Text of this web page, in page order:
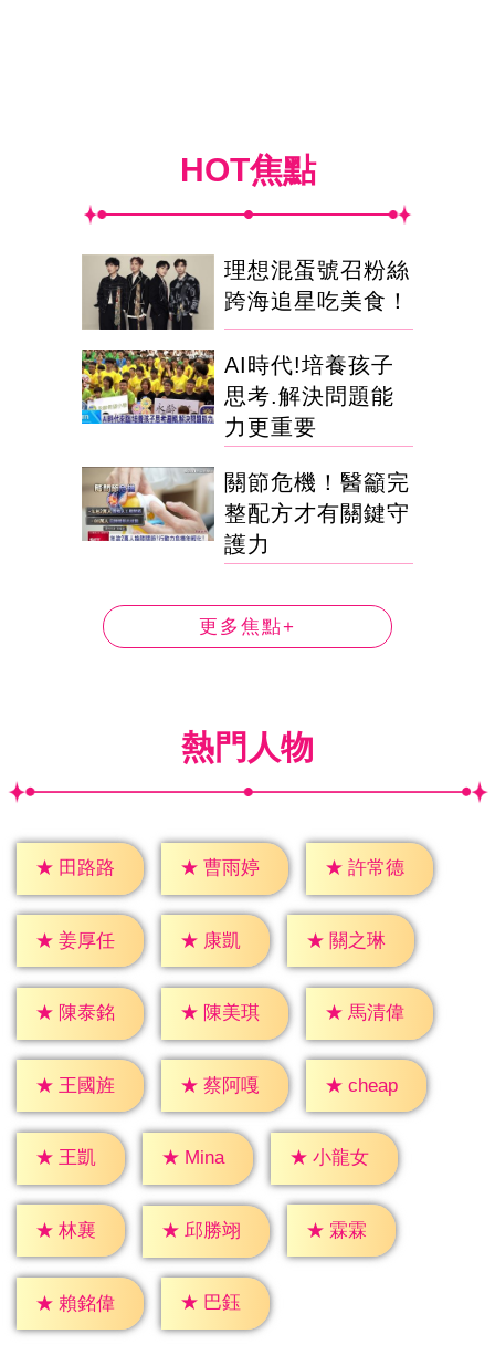
HOT焦點
理想混蛋號召粉絲
跨海追星吃美食！
AI時代!培養孩子
思考.解決問題能
力更重要
關節危機！醫籲完
整配方才有關鍵守
護力
更多焦點+
熱門人物
★ 田路路 ★ 曹雨婷 ★ 許常德
★ 姜厚任 ★ 康凱 ★ 關之琳
★ 陳泰銘 ★ 陳美琪 ★ 馬清偉
★ 王國旌 ★ 蔡阿嘎 ★ cheap
★ 王凱 ★ Mina ★ 小龍女
★ 林襄 ★ 邱勝翊 ★ 霖霖
★ 賴銘偉 ★ 巴鈺